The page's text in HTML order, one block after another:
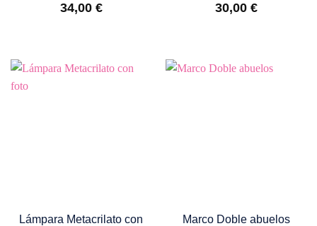
34,00 € 30,00 €
Lámpara Metacrilato con
Marco Doble abuelos